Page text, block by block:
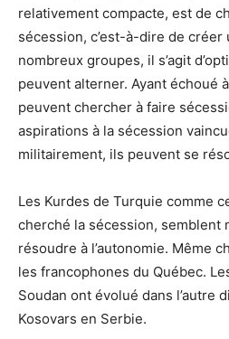
relativement compacte, est de
sécession, c’est-à-dire de créer
nombreux groupes, il s’agit
peuvent alterner. Ayant échoué
peuvent chercher à faire
aspirations à la sécession
militairement, ils peuvent se
Les Kurdes de Turquie comme
cherché la sécession, semblent
résoudre à l’autonomie. Même
les francophones du Québec.
Soudan ont évolué dans l’autre
Kosovars en Serbie.